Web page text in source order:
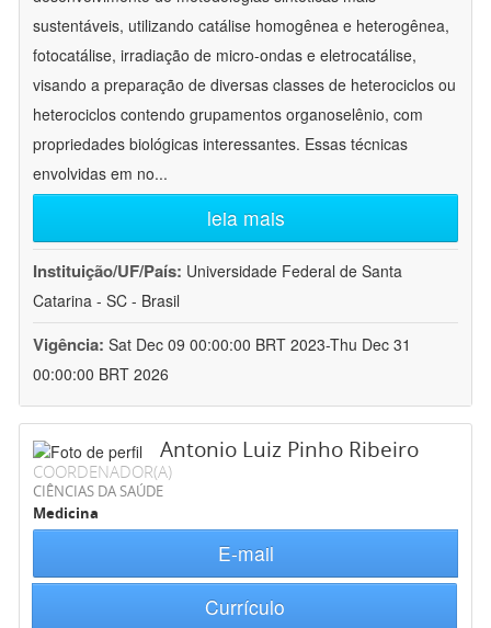
sustentáveis, utilizando catálise homogênea e heterogênea,
fotocatálise, irradiação de micro-ondas e eletrocatálise,
visando a preparação de diversas classes de heterociclos ou
heterociclos contendo grupamentos organoselênio, com
propriedades biológicas interessantes. Essas técnicas
envolvidas em no...
leia mais
Instituição/UF/País: Universidade Federal de Santa
Catarina - SC - Brasil
Vigência: Sat Dec 09 00:00:00 BRT 2023-Thu Dec 31
00:00:00 BRT 2026
Antonio Luiz Pinho Ribeiro
COORDENADOR(A)
CIÊNCIAS DA SAÚDE
Medicina
E-mail
Currículo